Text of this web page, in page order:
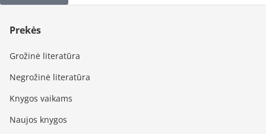
Prekės
Grožinė literatūra
Negrožinė literatūra
Knygos vaikams
Naujos knygos